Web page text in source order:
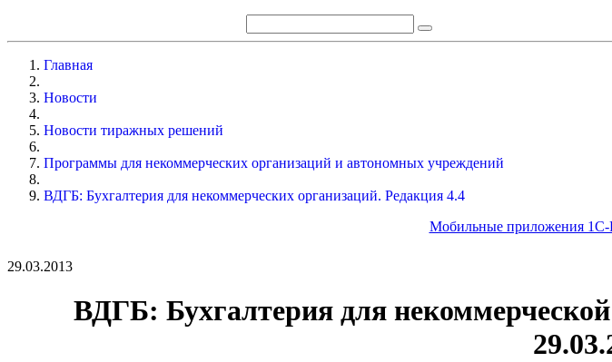
Главная
Новости
Новости тиражных решений
Программы для некоммерческих организаций и автономных учреждений
ВДГБ: Бухгалтерия для некоммерческих организаций. Редакция 4.4
Мобильные приложения 1С-
29.03.2013
ВДГБ: Бухгалтерия для